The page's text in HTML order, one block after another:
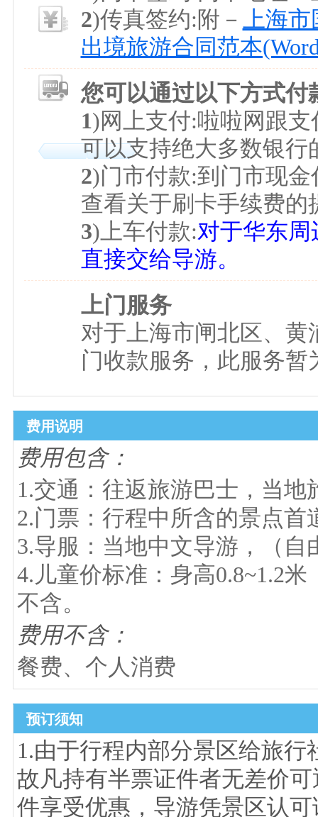
2)传真签约:附－ 上海市
出境旅游合同范本
您可以通过以下方式付
1)网上支付:啦啦网跟
可以支持绝大多数银行
2)门市付款:到门市现
查看关于刷卡手续费
3)上车付款:对于华东周
直接交给导游。
上门服务
对于上海市闸北区、
门收款服务，此服务
费用说明
费用包含：
1.交通：往返旅游巴士，当
2.门票：行程中所含的景点首
3.导服：当地中文导游，（自
4.儿童价标准：身高0.8~1.2
不含。
费用不含：
餐费、个人消费
预订须知
1.由于行程内部分景区给旅
故凡持有半票证件者无差价
件享受优惠，导游凭景区认